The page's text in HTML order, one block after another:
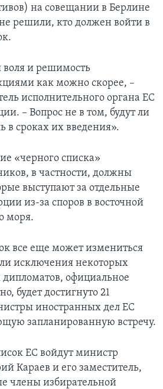
на совещании в Берлине
решили, кто должен войти в
воля и решимость
как можно скорее, –
исполнительного органа ЕС
– Вопрос не в том, будут ли
в сроках их введения».
«черного списка»
в частности, должны
выступают за отдельные
из-за споров в восточной
моря.
все еще может измениться
исключения некоторых
официальное
будет достигнуто 21
иностранных дел ЕС
запланированную встречу.
ЕС войдут министр
Караев и его заместитель,
члены избирательной